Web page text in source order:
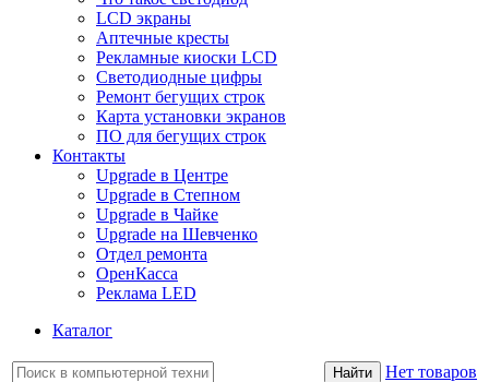
LCD экраны
Аптечные кресты
Рекламные киоски LCD
Светодиодные цифры
Ремонт бегущих строк
Карта установки экранов
ПО для бегущих строк
Контакты
Upgrade в Центре
Upgrade в Степном
Upgrade в Чайке
Upgrade на Шевченко
Отдел ремонта
ОренКасса
Реклама LED
Каталог
Нет товаров